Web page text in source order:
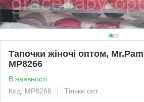
Тапочки жіночі оптом,
MP8266
В наявності
Код: MP8266
Тільки опт